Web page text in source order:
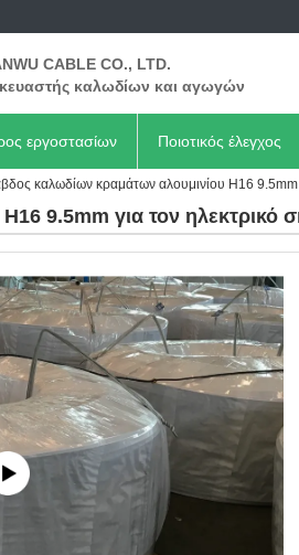
CABLE CO., LTD.
καλωδίων και αγωγών
εργοστασίων Ποιοτικός έλεγχος
καλωδίων κραμάτων αλουμινίου H16 9.5mm
9.5mm για τον ηλεκτρικό